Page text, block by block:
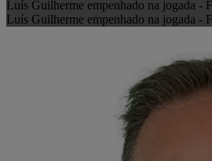
Luís Guilherme empenhado na jogada -
Luís Guilherme empenhado na jogada -